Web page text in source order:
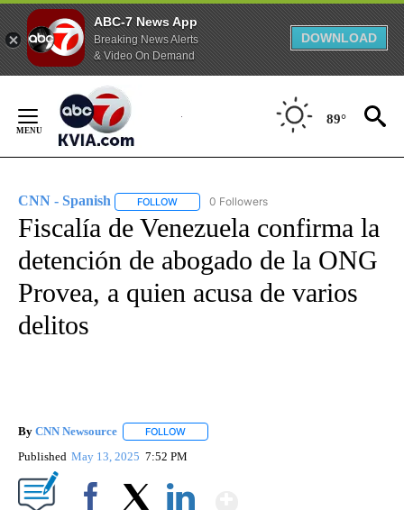
ABC-7 News App
Breaking News Alerts
& Video On Demand
DOWNLOAD
Content
89°
CNN - Spanish FOLLOW FOLLOW "CNN - SPANISH" TO RECEIVE
0 Followers
Fiscalía de Venezuela confirma la
detención de abogado de la ONG
Provea, a quien acusa de varios
delitos
By CNN Newsource FOLLOW
Published May 13, 2025 7:52 PM